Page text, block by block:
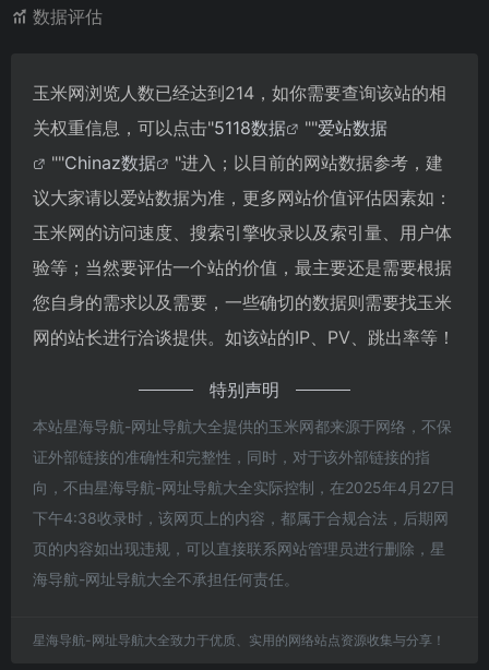
数据评估
玉米网浏览人数已经达到214，如你需要查询该站的相
关权重信息，可以点击"5118数据 ""爱站数据
""Chinaz数据
"进入；以目前的网站数据参考，建
议大家请以爱站数据为准，更多网站价值评估因素如：
玉米网的访问速度、搜索引擎收录以及索引量、用户体
验等；当然要评估一个站的价值，最主要还是需要根据
您自身的需求以及需要，一些确切的数据则需要找玉米
网的站长进行洽谈提供。如该站的IP、PV、跳出率等！
特别声明
本站星海导航-网址导航大全提供的玉米网都来源于网络，不保
证外部链接的准确性和完整性，同时，对于该外部链接的指
向，不由星海导航-网址导航大全实际控制，在2025年4月27日
下午4:38收录时，该网页上的内容，都属于合规合法，后期网
页的内容如出现违规，可以直接联系网站管理员进行删除，星
海导航-网址导航大全不承担任何责任。
星海导航-网址导航大全致力于优质、实用的网络站点资源收集与分享！